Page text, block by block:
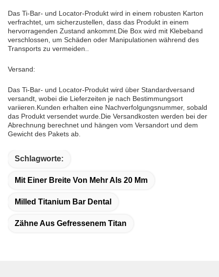
Das Ti-Bar- und Locator-Produkt wird in einem robusten Karton
verfrachtet, um sicherzustellen, dass das Produkt in einem
hervorragenden Zustand ankommt.Die Box wird mit Klebeband
verschlossen, um Schäden oder Manipulationen während des
Transports zu vermeiden..
Versand:
Das Ti-Bar- und Locator-Produkt wird über Standardversand
versandt, wobei die Lieferzeiten je nach Bestimmungsort
variieren.Kunden erhalten eine Nachverfolgungsnummer, sobald
das Produkt versendet wurde.Die Versandkosten werden bei der
Abrechnung berechnet und hängen vom Versandort und dem
Gewicht des Pakets ab.
Schlagworte:
Mit Einer Breite Von Mehr Als 20 Mm
Milled Titanium Bar Dental
Zähne Aus Gefressenem Titan